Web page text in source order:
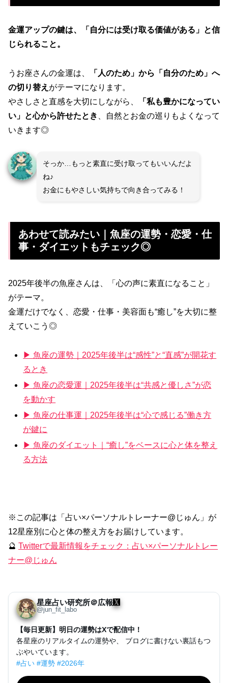
金運アップの鍵は、「自分には受け取る価値がある」と信
じられること。
うお座さんの金運は、
「人のため」から「自分のため」へ
の切り替え がテーマになります。
やさしさと直感を大切にしながら、
「私も豊かになってい
い」と心から許せたとき
、自然とお金の巡りもよくなって
いきます◎
そっか…もっと素直に受け取ってもいいんだよ
ね♪
お金にもやさしい気持ちで向き合ってみる！
あわせて読みたい｜魚座の運勢・恋愛・仕
事・ダイエットもチェック◎
2025年後半の魚座さんは、「心の声に素直になること」
がテーマ。
金運だけでなく、恋愛・仕事・美容面も“癒し”を大切に整
えていこう◎
▶ 魚座の運勢｜2025年後半は“感性”と“直感”が開花す
るとき
▶ 魚座の恋愛運｜2025年後半は“共感と優しさ”が恋
を動かす
▶ 魚座の仕事運｜2025年後半は“心で感じる”働き方
が鍵に
▶ 魚座のダイエット｜“癒し”をベースに心と体を整え
る方法
※この記事は「占い×パーソナルトレーナー@じゅん」が
12星座別に心と体の整え方をお届けしています。
🔮 Twitterで最新情報をチェック：占い×パーソナルトレー
ナー@じゅん
星座占い研究所＠広報
@jun_fit_labo
【毎日更新】明日の運勢はXで配信中！
各星座のリアルタイムの運勢や、 ブログに書けない裏話もつ
ぶやいています。
#占い #運勢 #2026年